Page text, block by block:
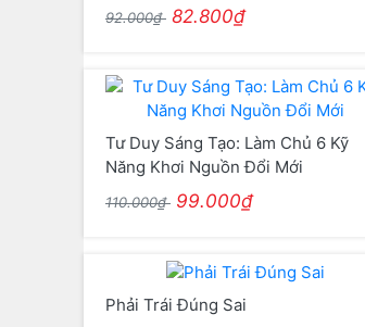
92.000₫ 82.800₫
Tư Duy Sáng Tạo: Làm Chủ 6 Kỹ
Năng Khơi Nguồn Đổi Mới
110.000₫ 99.000₫
Phải Trái Đúng Sai